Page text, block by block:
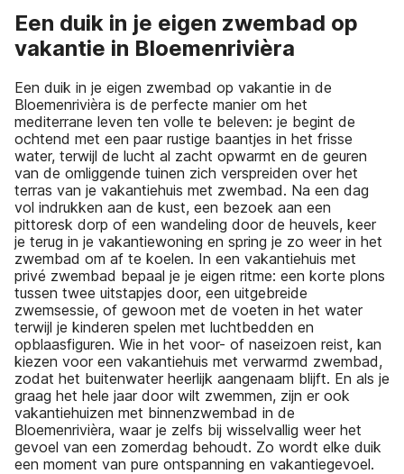
Een duik in je eigen zwembad op
vakantie in Bloemenrivièra
Een duik in je eigen zwembad op vakantie in de
Bloemenrivièra is de perfecte manier om het
mediterrane leven ten volle te beleven: je begint de
ochtend met een paar rustige baantjes in het frisse
water, terwijl de lucht al zacht opwarmt en de geuren
van de omliggende tuinen zich verspreiden over het
terras van je vakantiehuis met zwembad. Na een dag
vol indrukken aan de kust, een bezoek aan een
pittoresk dorp of een wandeling door de heuvels, keer
je terug in je vakantiewoning en spring je zo weer in het
zwembad om af te koelen. In een vakantiehuis met
privé zwembad bepaal je je eigen ritme: een korte plons
tussen twee uitstapjes door, een uitgebreide
zwemsessie, of gewoon met de voeten in het water
terwijl je kinderen spelen met luchtbedden en
opblaasfiguren. Wie in het voor- of naseizoen reist, kan
kiezen voor een vakantiehuis met verwarmd zwembad,
zodat het buitenwater heerlijk aangenaam blijft. En als je
graag het hele jaar door wilt zwemmen, zijn er ook
vakantiehuizen met binnenzwembad in de
Bloemenrivièra, waar je zelfs bij wisselvallig weer het
gevoel van een zomerdag behoudt. Zo wordt elke duik
een moment van pure ontspanning en vakantiegevoel.